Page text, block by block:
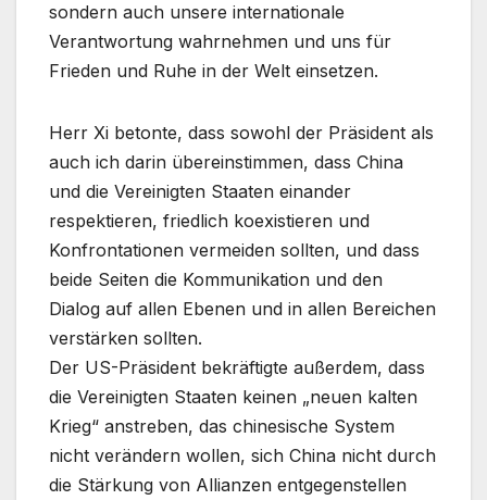
sondern auch unsere internationale
Verantwortung wahrnehmen und uns für
Frieden und Ruhe in der Welt einsetzen.
Herr Xi betonte, dass sowohl der Präsident als
auch ich darin übereinstimmen, dass China
und die Vereinigten Staaten einander
respektieren, friedlich koexistieren und
Konfrontationen vermeiden sollten, und dass
beide Seiten die Kommunikation und den
Dialog auf allen Ebenen und in allen Bereichen
verstärken sollten.
Der US-Präsident bekräftigte außerdem, dass
die Vereinigten Staaten keinen „neuen kalten
Krieg“ anstreben, das chinesische System
nicht verändern wollen, sich China nicht durch
die Stärkung von Allianzen entgegenstellen